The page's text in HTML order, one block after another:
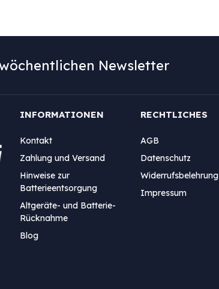
Newsletter
INFORMATIONEN
Kontakt
Zahlung und Versand
Hinweise zur
Batterieentsorgung
Altgeräte- und Batterie-
Rücknahme
Blog
RECHTLICHES
AGB
Datenschutz
Widerrufsbelehrung
Impressum